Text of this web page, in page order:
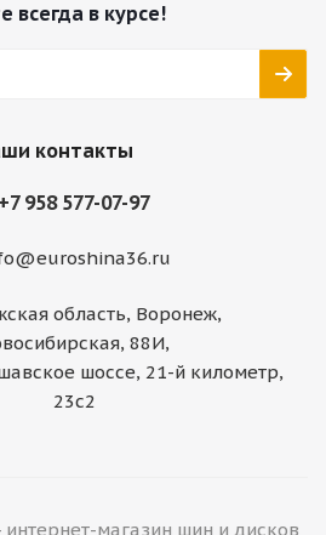
всегда в курсе!
контакты
+7 958 577-07-97
область, Воронеж,
88И,
шоссе, 21-й километр,
23с2
магазин шин и дисков